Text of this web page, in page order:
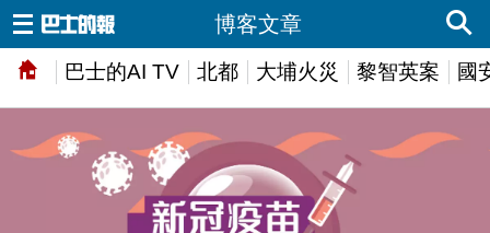
巴士的AI TV 北都 大埔火災 黎智英案 國
博客文章